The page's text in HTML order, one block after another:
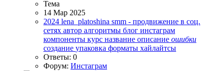
Тема
14 Мар 2025
2024 lena_platoshina smm - продвижение в соц.
сетях автор алгоритмы блог инстаграм
компоненты курс название описание ошибки
создание упаковка форматы хайлайтсы
Ответы: 0
Форум: Инстаграм